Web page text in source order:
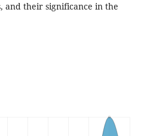
and their significance in the